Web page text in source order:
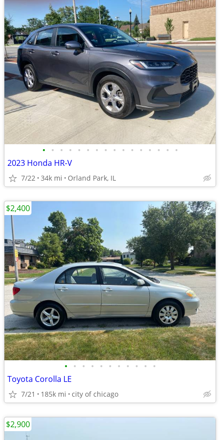
• • • • • • • • • • • • • • • •
2023 Honda HR-V
7/22 34k mi Orland Park, IL
• • • • • • • • • • •
Toyota Corolla LE
7/21 185k mi city of chicago
$2,400
$2,900